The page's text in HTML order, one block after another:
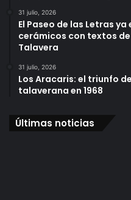
31 julio, 2026
El Paseo de las Letras
cerámicos con textos
Talavera
31 julio, 2026
Los Aracaris: el triunfo
talaverana en 1968
Últimas noticias